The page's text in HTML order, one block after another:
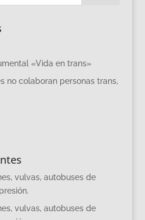
«Vida en trans»
no colaboran personas trans,
vulvas, autobuses de
vulvas, autobuses de